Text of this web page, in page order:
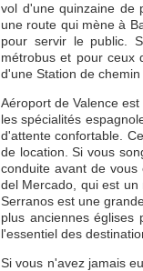
vol d'une quinzaine de
une route qui mène à
pour servir le public.
métrobus et pour ceux
d'une Station de
Aéroport de Valence
les spécialités
d'attente confortable.
de location. Si vous
conduite avant de
del Mercado, qui est
Serranos est une
plus anciennes
l'essentiel des
Si vous n'avez jamais